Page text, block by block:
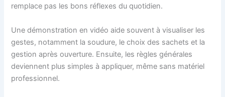
remplace pas les bons réflexes du quotidien.
Une démonstration en vidéo aide souvent à visualiser les
gestes, notamment la soudure, le choix des sachets et la
gestion après ouverture. Ensuite, les règles générales
deviennent plus simples à appliquer, même sans matériel
professionnel.